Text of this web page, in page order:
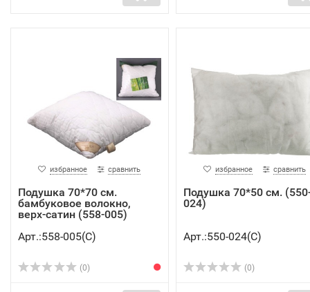
избранное сравнить
Подушка 70*70 см.
бамбуковое волокно,
верх-сатин (558-005)
Арт.:558-005(C)
(0)
избранное сравнить
Подушка 70*50 см.
024)
Арт.:550-024(C)
(0)